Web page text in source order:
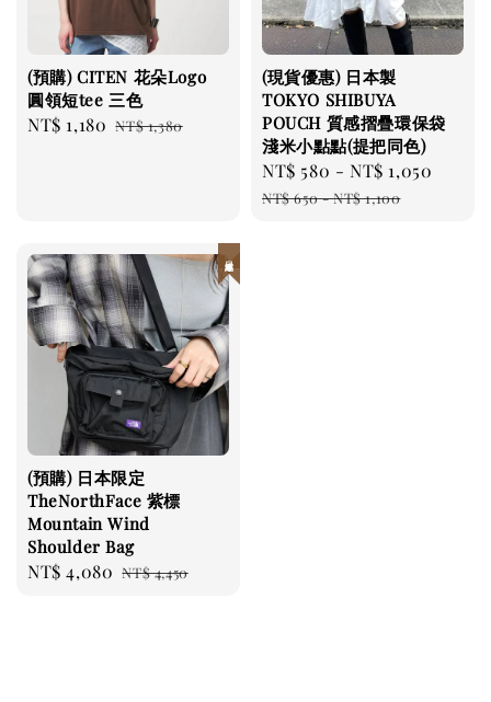
(預購) CITEN 花朵Logo
圓領短tee 三色
Sale
NT$ 1,180 Regular
NT$ 1,380
(現貨優惠) 日本製
TOKYO SHIBUYA
POUCH 質感摺疊環保袋
淺米小點點(提把同色)
Sale
price
NT$ 580 -NT$ 1,050
NT$ 650-NT$ 1,100
(預購) 日本限定
TheNorthFace 紫標
Mountain Wind
Shoulder Bag
Sale
NT$ 4,080 Regular
NT$ 4,450